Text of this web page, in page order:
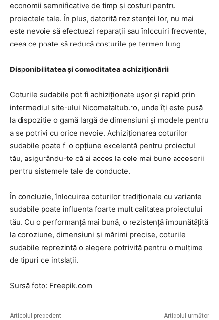
economii semnificative de timp și costuri pentru
proiectele tale. În plus, datorită rezistenței lor, nu mai
este nevoie să efectuezi reparații sau înlocuiri frecvente,
ceea ce poate să reducă costurile pe termen lung.
Disponibilitatea și comoditatea achiziționării
Coturile sudabile pot fi achiziționate ușor și rapid prin
intermediul site-ului Nicometaltub.ro, unde îți este pusă
la dispoziție o gamă largă de dimensiuni și modele pentru
a se potrivi cu orice nevoie. Achiziționarea coturilor
sudabile poate fi o opțiune excelentă pentru proiectul
tău, asigurându-te că ai acces la cele mai bune accesorii
pentru sistemele tale de conducte.
În concluzie, înlocuirea coturilor tradiționale cu variante
sudabile poate influența foarte mult calitatea proiectului
tău. Cu o performanță mai bună, o rezistență îmbunătățită
la coroziune, dimensiuni și mărimi precise, coturile
sudabile reprezintă o alegere potrivită pentru o mulțime
de tipuri de intslații.
Sursă foto: Freepik.com
Articolul precedent Articolul următor